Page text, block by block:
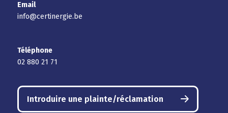
Email
info@certinergie.be
Téléphone
02 880 21 71
Introduire une plainte/réclamation